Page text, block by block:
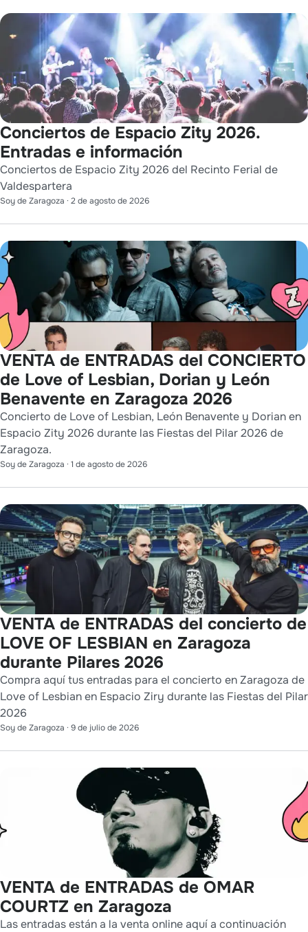
Conciertos de Espacio Zity 2026.
Entradas e información
Conciertos de Espacio Zity 2026 del Recinto Ferial de
Valdespartera
Soy de Zaragoza · 2 de agosto de 2026
VENTA de ENTRADAS del CONCIERTO
de Love of Lesbian, Dorian y León
Benavente en Zaragoza 2026
Concierto de Love of Lesbian, León Benavente y Dorian en
Espacio Zity 2026 durante las Fiestas del Pilar 2026 de
Zaragoza.
Soy de Zaragoza · 1 de agosto de 2026
VENTA de ENTRADAS del concierto de
LOVE OF LESBIAN en Zaragoza
durante Pilares 2026
Compra aquí tus entradas para el concierto en Zaragoza de
Love of Lesbian en Espacio Ziry durante las Fiestas del Pilar
2026
Soy de Zaragoza · 9 de julio de 2026
VENTA de ENTRADAS de OMAR
COURTZ en Zaragoza
Las entradas están a la venta online aquí a continuación